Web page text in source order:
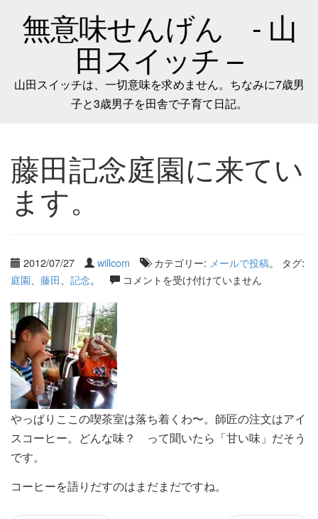
無意味せんげん - 山
田スイッチ –
山田スイッチは、一切意味を求めません。ちなみに7歳男
子と3歳男子を田舎で子育て日記。
藤田記念庭園に来てい
ます。
2012/07/27 willcom カテゴリー: メールで投稿。 タグ:
庭園
藤田 記念。 コメントを受け付けていません
やっぱりここの喫茶室は落ち着くわ〜。師匠の注文はアイ
スコーヒー。どんな味？ って聞いたら「甘い味」だそう
です。
コーヒーを語りだすのはまだまだですね。